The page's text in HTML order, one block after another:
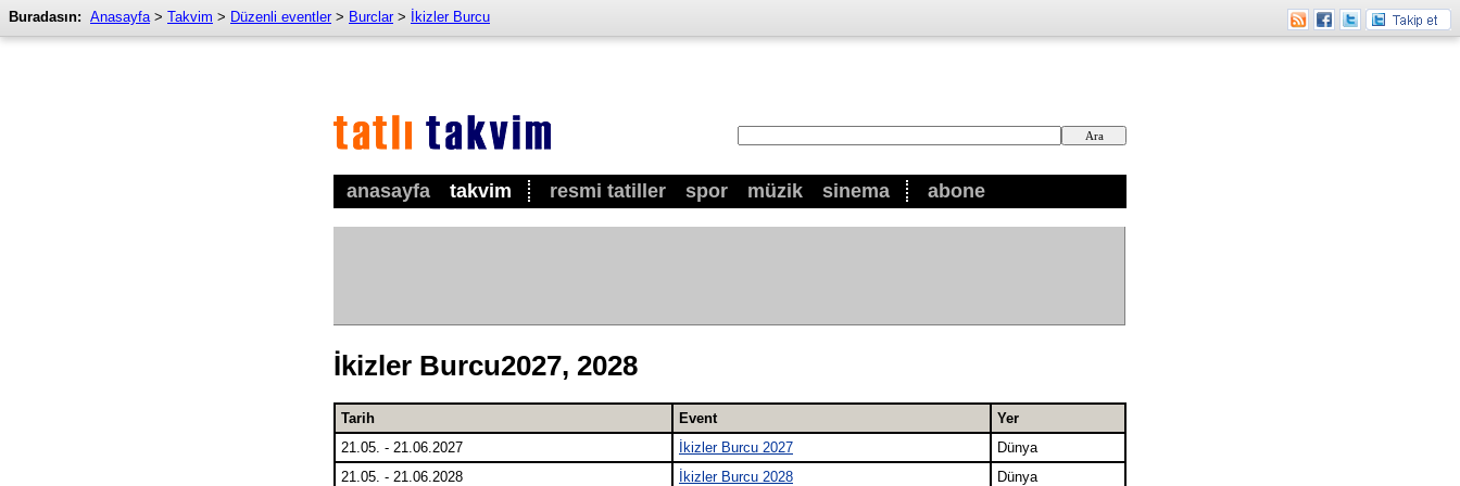
anasayfa takvim resmi tatiller spor müzik sinema abone
Buradasın: Anasayfa> Takvim > Düzenli eventler> Burclar> İkizler Burcu
İkizler Burcu2027, 2028
Tarih Event
Yer
21.05. - 21.06.2027
İkizler Burcu 2027
Dünya
21.05. - 21.06.2028
İkizler Burcu 2028 Dünya